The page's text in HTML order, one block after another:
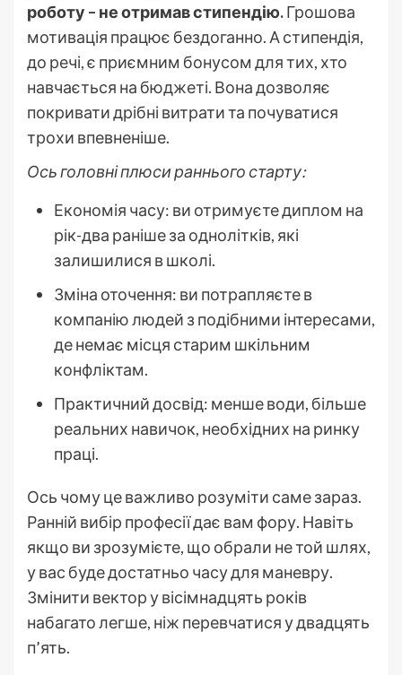
роботу – не отримав стипендію.Грошова
мотивація працює бездоганно. А стипендія,
до речі, є приємним бонусом для тих, хто
навчається на бюджеті. Вона дозволяє
покривати дрібні витрати та почуватися
трохи впевненіше.
Ось головні плюси раннього старту:
Економія часу: ви отримуєте диплом на
рік-два раніше за однолітків, які
залишилися в школі.
Зміна оточення: ви потрапляєте в
компанію людей з подібними інтересами,
де немає місця старим шкільним
конфліктам.
Практичний досвід: менше води, більше
реальних навичок, необхідних на ринку
праці.
Ось чому це важливо розуміти саме зараз.
Ранній вибір професії дає вам фору. Навіть
якщо ви зрозумієте, що обрали не той шлях,
у вас буде достатньо часу для маневру.
Змінити вектор у вісімнадцять років
набагато легше, ніж перевчатися у двадцять
п’ять.